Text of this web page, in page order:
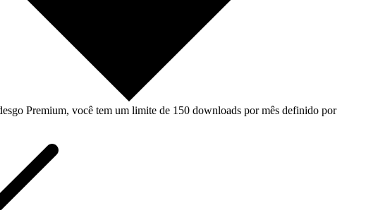
Premium, você tem um limite de 150 downloads por mês definido por